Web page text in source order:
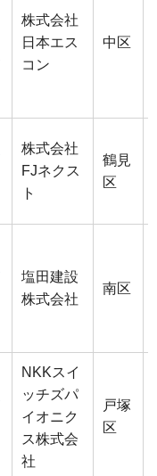
株式会社
日本エス
コン
中区
株式会社
FJネクス
ト
鶴見
区
塩田建設
株式会社
南区
NKKスイ
ッチズパ
イオニク
ス株式会
社
戸塚
区